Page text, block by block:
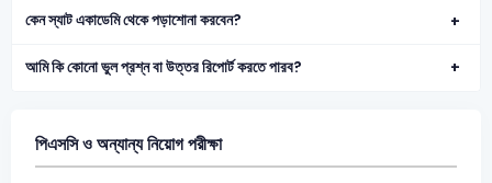
কেন স্যাট একাডেমি থেকে পড়াশোনা করবেন?
আমি কি কোনো ভুল প্রশ্ন বা উত্তর রিপোর্ট করতে পারব?
পিএসসি ও অন্যান্য নিয়োগ পরীক্ষা